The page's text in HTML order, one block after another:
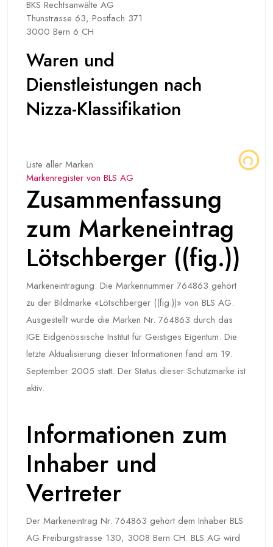
BKS Rechtsanwälte AG
Thunstrasse 63, Postfach 371
3000 Bern 6 CH
Waren und
Dienstleistungen nach
Nizza-Klassifikation
Liste aller Marken
Markenregister von BLS AG
Zusammenfassung
zum Markeneintrag
Lötschberger ((fig.))
Markeneintragung: Die Markennummer 764863 gehört
zu der Bildmarke «Lötschberger ((fig.))» von BLS AG.
Ausgestellt wurde die Marken Nr. 764863 durch das
IGE Eidgenössische Institut für Geistiges Eigentum. Die
letzte Aktualisierung dieser Informationen fand am 19.
September 2005 statt. Der Status dieser Schutzmarke ist
aktiv.
Informationen zum
Inhaber und
Vertreter
Der Markeneintrag Nr. 764863 gehört dem Inhaber BLS
AG Freiburgstrasse 130, 3008 Bern CH. BLS AG wird